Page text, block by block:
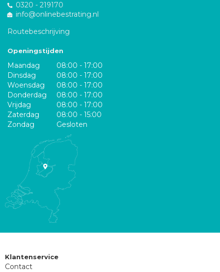
0320 - 219170
info@onlinebestrating.nl
Routebeschrijving
Openingstijden
Maandag
08:00 - 17:00
Dinsdag
08:00 - 17:00
Woensdag
08:00 - 17:00
Donderdag
08:00 - 17:00
Vrijdag
08:00 - 17:00
Zaterdag
08:00 - 15:00
Zondag
Gesloten
Klantenservice
Contact